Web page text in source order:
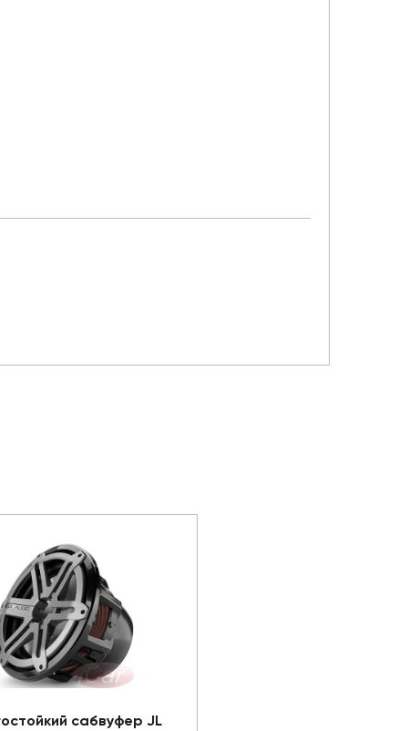
сабвуфер JL